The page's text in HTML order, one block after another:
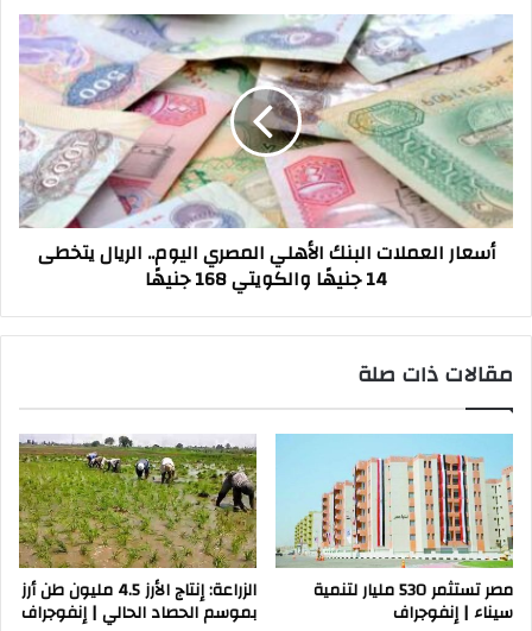
أسعار
العملات
البنك
الأهلي
المصري
اليوم..
الريال
يتخطى
14
جنيهًاأسعار العملات البنك الأهلي المصري اليوم.. الريال يتخطى
14 جنيهًا والكويتي 168 جنيهًا
مقالات ذات صلة
مصر تستثمر 530 مليار لتنمية
سيناء | إنفوجراف
الزراعة: إنتاج الأرز 4.5 مليون طن أرز
بموسم الحصاد الحالي | إنفوجراف